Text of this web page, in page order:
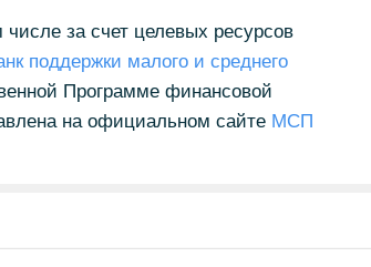
числе за счет целевых ресурсов
поддержки малого и среднего
Программе финансовой
на официальном сайте МСП